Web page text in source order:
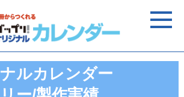
ルカレンダー